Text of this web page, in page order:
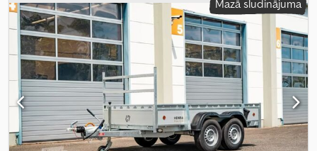
Mazā sludinājuma